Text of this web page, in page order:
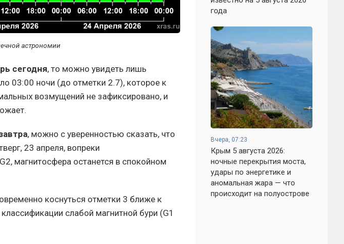
астрономии
сегодня, то можно увидеть лишь
03:00 ночи (до отметки 2.7), которое к
возмущений не зафиксировано, и
, можно с уверенностью сказать, что
23 апреля, вопреки
магнитосфера останется в спокойном
коснуться отметки 3 ближе к
слабой магнитной бури (G1
года
Вчера, 07:23
Крым 5 августа 2026:
ночные перекрытия моста,
удары по энергетике и
аномальная жара — что
происходит на полуострове